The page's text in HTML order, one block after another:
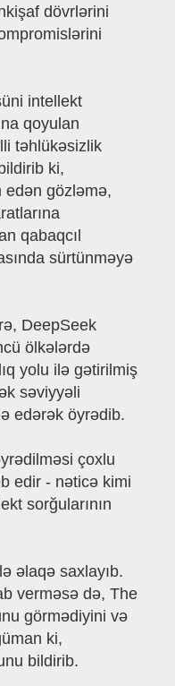
dövrlərini
intellekt
qoyulan
təhlükəsizlik
ki,
edən gözləmə,
qabaqcıl
sürtünməyə
DeepSeek
ölkələrdə
yolu ilə gətirilmiş
səviyyəli
edərək öyrədib.
çoxlu
edir - nəticə kimi
sorğularının
əlaqə saxlayıb.
verməsə də, The
görmədiyini və
ki,
bildirib.